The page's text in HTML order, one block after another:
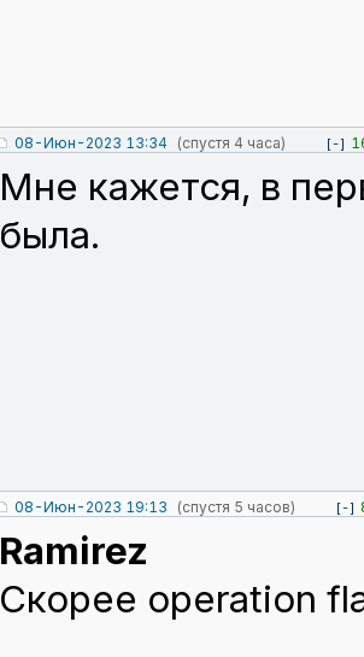
08-Июн-2023 13:34 (спустя 4 часа) [-]
Мне кажется, в
была.
08-Июн-2023 19:13 (спустя 5 часов) [-]
Ramirez
Cкорее operation